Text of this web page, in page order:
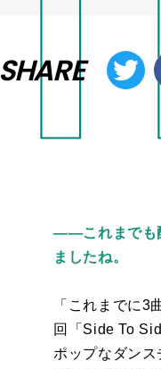
SHARE
――これまでも
ましたね。
「これまでに3
回「 Side To
ポップなダン